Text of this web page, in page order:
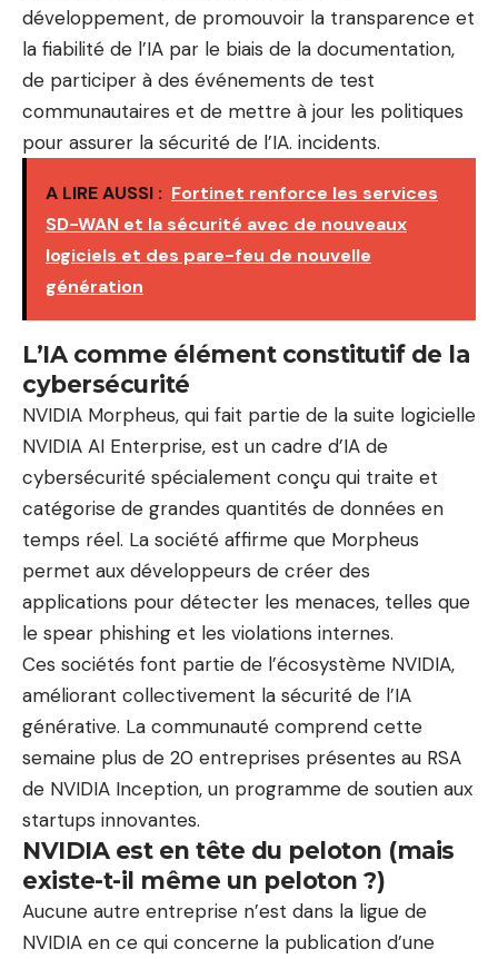
développement, de promouvoir la transparence et
la fiabilité de l’IA par le biais de la documentation,
de participer à des événements de test
communautaires et de mettre à jour les politiques
pour assurer la sécurité de l’IA. incidents.
A LIRE AUSSI : Fortinet renforce les services
SD-WAN et la sécurité avec de nouveaux
logiciels et des pare-feu de nouvelle
génération
L’IA comme élément constitutif de la
cybersécurité
NVIDIA Morpheus, qui fait partie de la suite logicielle
NVIDIA AI Enterprise, est un cadre d’IA de
cybersécurité spécialement conçu qui traite et
catégorise de grandes quantités de données en
temps réel. La société affirme que Morpheus
permet aux développeurs de créer des
applications pour détecter les menaces, telles que
le spear phishing et les violations internes.
Ces sociétés font partie de l’écosystème NVIDIA,
améliorant collectivement la sécurité de l’IA
générative. La communauté comprend cette
semaine plus de 20 entreprises présentes au RSA
de NVIDIA Inception, un programme de soutien aux
startups innovantes.
NVIDIA est en tête du peloton (mais
existe-t-il même un peloton ?)
Aucune autre entreprise n’est dans la ligue de
NVIDIA en ce qui concerne la publication d’une